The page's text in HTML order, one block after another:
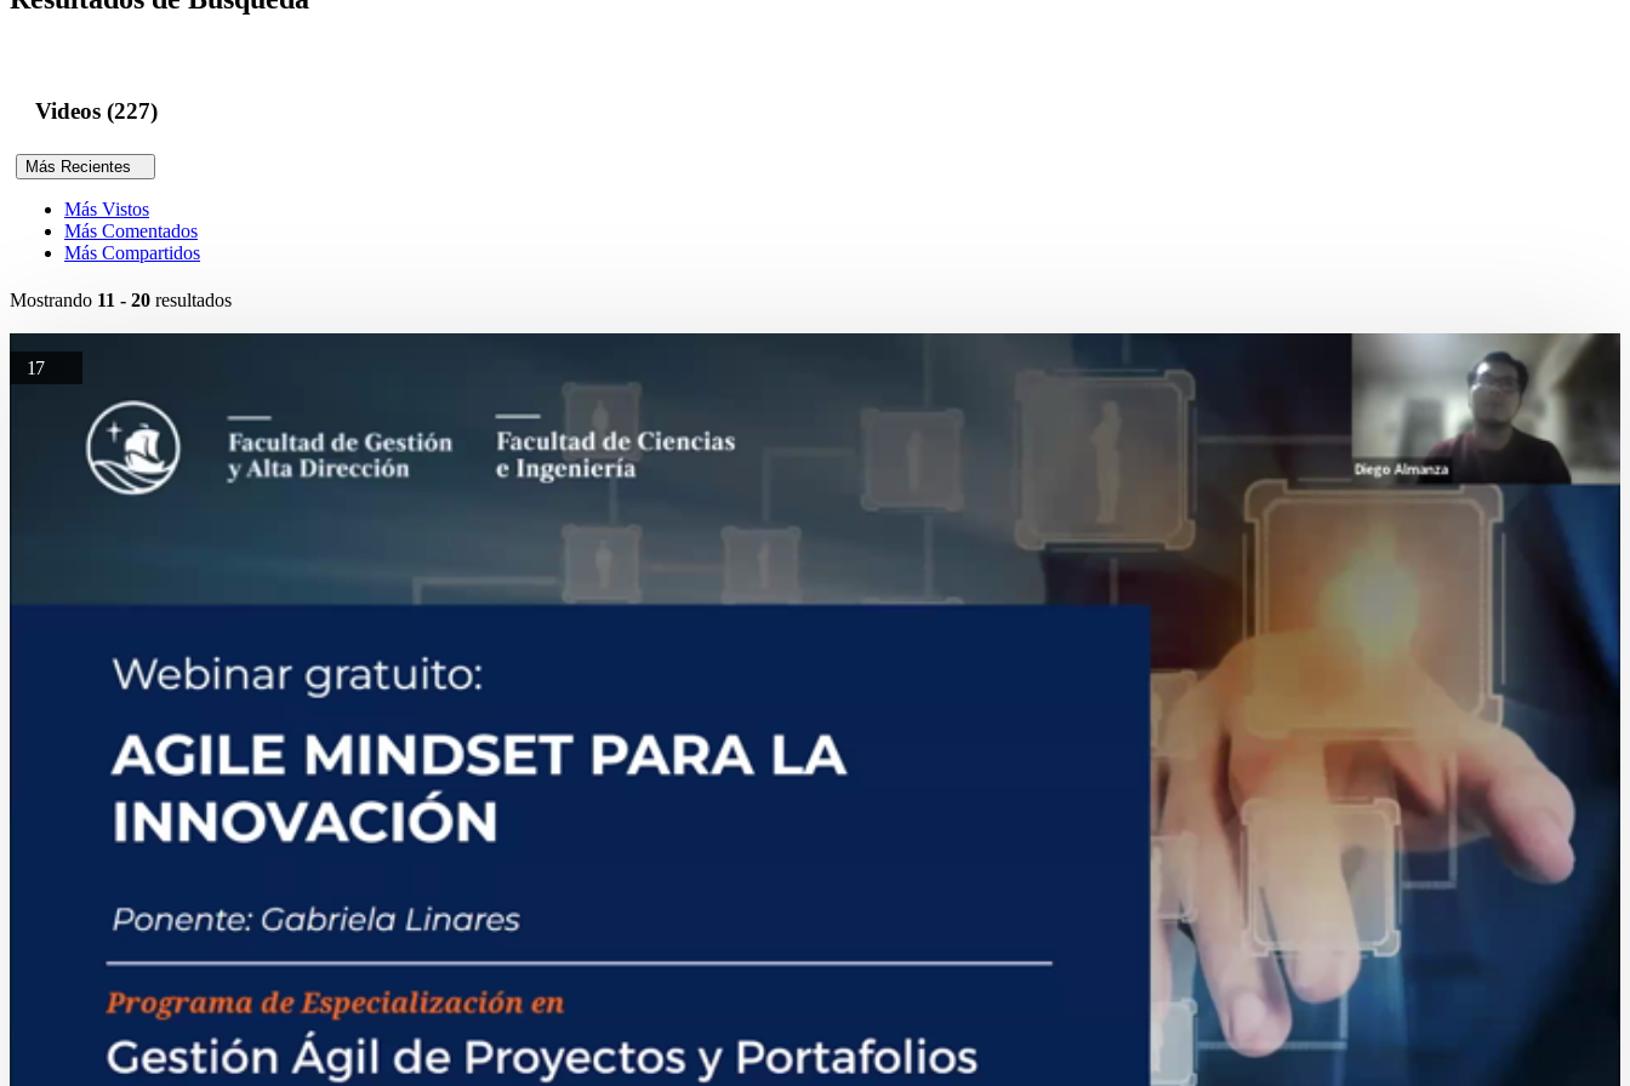
Videos (227)
Más Recientes
Más Vistos
Más Comentados
Más Compartidos
Mostrando 11 - 20 resultados
17